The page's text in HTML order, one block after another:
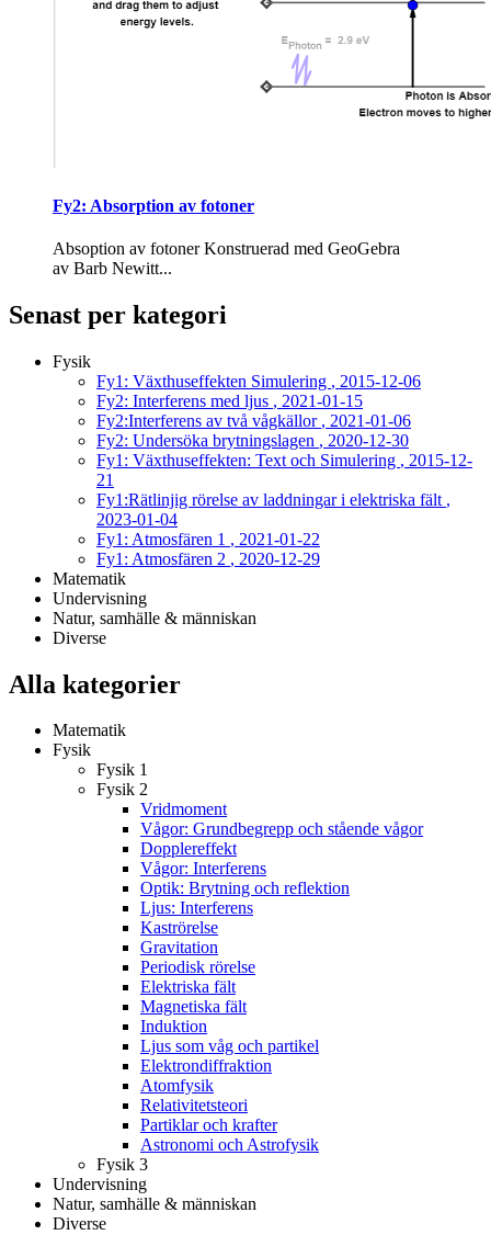
Fy2: Absorption av fotoner
Absoption av fotoner Kon­stru­e­rad med Geo­Ge­bra
av Barb Newitt...
Senast per kategori
Fysik
Fy1: Växthuseffekten Simulering , 2015-12-06
Fy2: Interferens med ljus , 2021-01-15
Fy2:Interferens av två vågkällor , 2021-01-06
Fy2: Undersöka brytningslagen , 2020-12-30
Fy1: Växthuseffekten: Text och Simulering , 2015-12-
21
Fy1:Rätlinjig rörelse av laddningar i elektriska fält ,
2023-01-04
Fy1: Atmosfären 1 , 2021-01-22
Fy1: Atmosfären 2 , 2020-12-29
Matematik
Undervisning
Natur, samhälle & människan
Diverse
Alla kategorier
Matematik
Fysik
Fysik 1
Fysik 2
Vridmoment
Vågor: Grundbegrepp och stående vågor
Dopplereffekt
Vågor: Interferens
Optik: Brytning och reflektion
Ljus: Interferens
Kaströrelse
Gravitation
Periodisk rörelse
Elektriska fält
Magnetiska fält
Induktion
Ljus som våg och partikel
Elektrondiffraktion
Atomfysik
Relativitetsteori
Partiklar och krafter
Astronomi och Astrofysik
Fysik 3
Undervisning
Natur, samhälle & människan
Diverse